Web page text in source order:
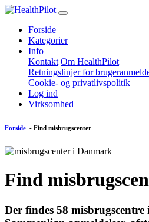
Forside
Kategorier
Info
Kontakt Om HealthPilot
Retningslinjer for
Cookie- og privatlivspolitik
Log ind
Virksomhed
Forside - Find misbrugscenter
Find
Der findes 58